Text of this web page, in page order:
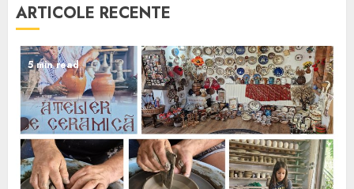
ARTICOLE RECENTE
5 min read